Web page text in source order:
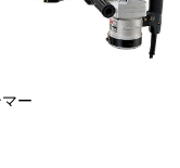
ー